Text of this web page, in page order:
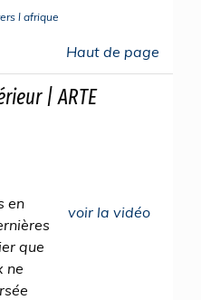
l afrique
Haut de page
| ARTE
voir la vidéo
en
que
ne